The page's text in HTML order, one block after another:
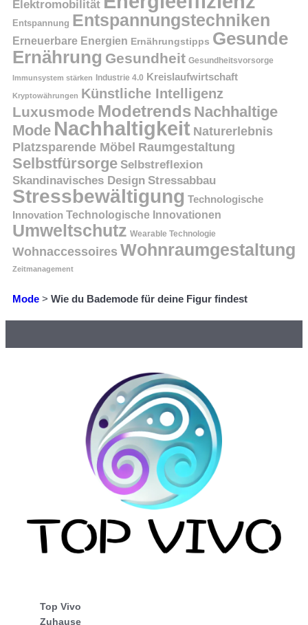
Elektromobilität
Entspannung Entspannungstechniken
Erneuerbare Energien Ernährungstipps Gesunde
Ernährung Gesundheit Gesundheitsvorsorge
Immunsystem stärken Industrie 4.0 Kreislaufwirtschaft
Kryptowährungen Künstliche Intelligenz
Luxusmode Modetrends Nachhaltige
Mode Nachhaltigkeit Naturerlebnis
Platzsparende Möbel Raumgestaltung
Selbstfürsorge Selbstreflexion
Skandinavisches Design Stressabbau
Stressbewältigung Technologische
Innovation Technologische Innovationen
Umweltschutz Wearable Technologie
Wohnaccessoires Wohnraumgestaltung
Zeitmanagement
Mode > Wie du Bademode für deine Figur findest
Top Vivo
Zuhause